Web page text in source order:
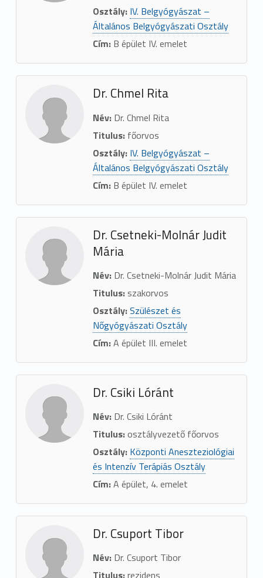
Osztály: IV. Belgyógyászat –
Általános Belgyógyászati Osztály
Cím:B épület IV. emelet
Dr. Chmel Rita
Név:Dr. Chmel Rita
Titulus:főorvos
Osztály: IV. Belgyógyászat –
Általános Belgyógyászati Osztály
Cím:B épület IV. emelet
Dr. Csetneki-Molnár Judit
Mária
Név:Dr. Csetneki-Molnár Judit Mária
Titulus:szakorvos
Osztály:Szülészet és
Nőgyógyászati Osztály
Cím:A épület III. emelet
Dr. Csiki Lóránt
Név:Dr. Csiki Lóránt
Titulus:osztályvezető főorvos
Osztály: Központi Aneszteziológiai
és Intenzív Terápiás Osztály
Cím:A épület, 4. emelet
Dr. Csuport Tibor
Név:Dr. Csuport Tibor